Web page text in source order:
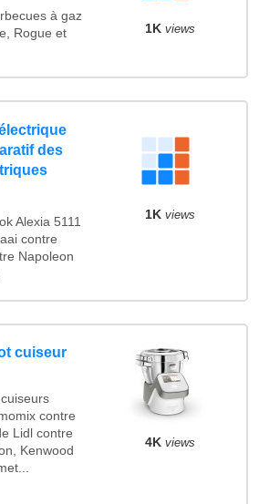
à gaz
Rogue et
1K views
des
Alexia 5111
contre
Napoleon
1K views
cuiseur
contre
Lidl contre
Kenwood
4K views